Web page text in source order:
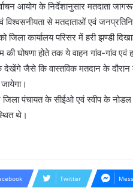
आयोग के निर्देशानुसार मतदाता
विश्वसनीयता से मतदाताओं एवं
जिला कार्यालय परिसर में हरी झण्डी
की घोषणा होते तक ये वाहन गांव-गांव
जैसे कि वास्तविक मतदान के दौरान
पंचायत के सीईओ एवं स्वीप के
थे।
Twitter